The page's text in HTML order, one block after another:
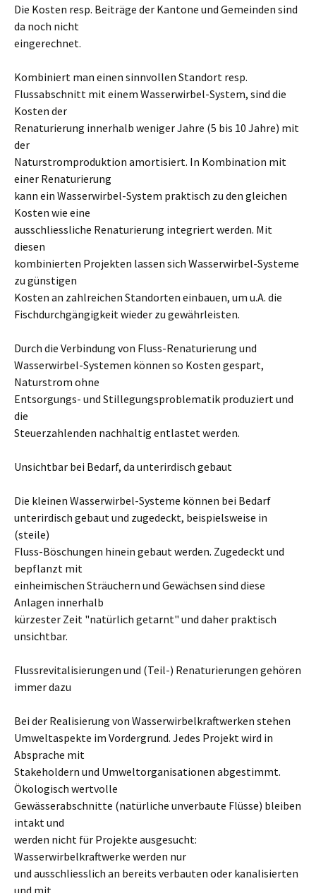
Die Kosten resp. Beiträge der Kantone und Gemeinden sind
da noch nicht
eingerechnet.
Kombiniert man einen sinnvollen Standort resp.
Flussabschnitt mit einem Wasserwirbel-System, sind die
Kosten der
Renaturierung innerhalb weniger Jahre (5 bis 10 Jahre) mit
der
Naturstromproduktion amortisiert. In Kombination mit
einer Renaturierung
kann ein Wasserwirbel-System praktisch zu den gleichen
Kosten wie eine
ausschliessliche Renaturierung integriert werden. Mit
diesen
kombinierten Projekten lassen sich Wasserwirbel-Systeme
zu günstigen
Kosten an zahlreichen Standorten einbauen, um u.A. die
Fischdurchgängigkeit wieder zu gewährleisten.
Durch die Verbindung von Fluss-Renaturierung und
Wasserwirbel-Systemen können so Kosten gespart,
Naturstrom ohne
Entsorgungs- und Stillegungsproblematik produziert und
die
Steuerzahlenden nachhaltig entlastet werden.
Unsichtbar bei Bedarf, da unterirdisch gebaut
Die kleinen Wasserwirbel-Systeme können bei Bedarf
unterirdisch gebaut und zugedeckt, beispielsweise in
(steile)
Fluss-Böschungen hinein gebaut werden. Zugedeckt und
bepflanzt mit
einheimischen Sträuchern und Gewächsen sind diese
Anlagen innerhalb
kürzester Zeit "natürlich getarnt" und daher praktisch
unsichtbar.
Flussrevitalisierungen und (Teil-) Renaturierungen gehören
immer dazu
Bei der Realisierung von Wasserwirbelkraftwerken stehen
Umweltaspekte im Vordergrund. Jedes Projekt wird in
Absprache mit
Stakeholdern und Umweltorganisationen abgestimmt.
Ökologisch wertvolle
Gewässerabschnitte (natürliche unverbaute Flüsse) bleiben
intakt und
werden nicht für Projekte ausgesucht:
Wasserwirbelkraftwerke werden nur
und ausschliesslich an bereits verbauten oder kanalisierten
und mit